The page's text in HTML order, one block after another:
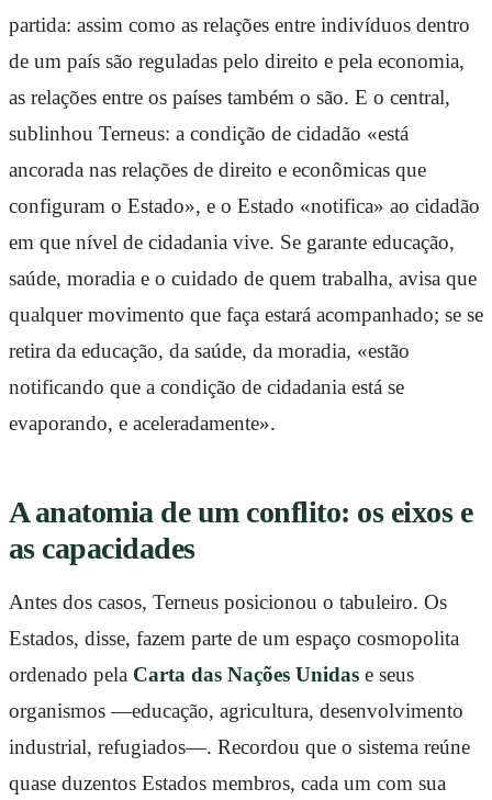
partida: assim como as relações entre indivíduos dentro
de um país são reguladas pelo direito e pela economia,
as relações entre os países também o são. E o central,
sublinhou Terneus: a condição de cidadão «está
ancorada nas relações de direito e econômicas que
configuram o Estado», e o Estado «notifica» ao cidadão
em que nível de cidadania vive. Se garante educação,
saúde, moradia e o cuidado de quem trabalha, avisa que
qualquer movimento que faça estará acompanhado; se se
retira da educação, da saúde, da moradia, «estão
notificando que a condição de cidadania está se
evaporando, e aceleradamente».
A anatomia de um conflito: os eixos e
as capacidades
Antes dos casos, Terneus posicionou o tabuleiro. Os
Estados, disse, fazem parte de um espaço cosmopolita
ordenado pela Carta das Nações Unidas e seus
organismos —educação, agricultura, desenvolvimento
industrial, refugiados—. Recordou que o sistema reúne
quase duzentos Estados membros, cada um com sua